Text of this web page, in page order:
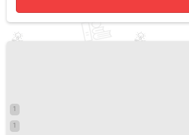
1
1